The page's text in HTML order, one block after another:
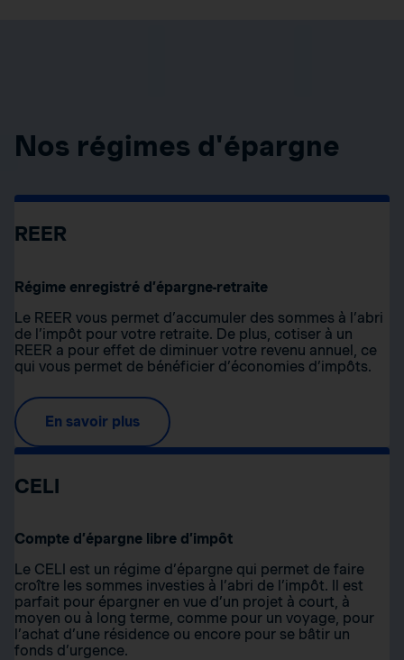
Nos régimes d'épargne
REER
Régime enregistré d’épargne-retraite
Le REER vous permet d’accumuler des sommes à l’abri
de l’impôt pour votre retraite. De plus, cotiser à un
REER a pour effet de diminuer votre revenu annuel, ce
qui vous permet de bénéficier d’économies d’impôts.
En savoir plus
CELI
Compte d’épargne libre d’impôt
Le CELI est un régime d’épargne qui permet de faire
croître les sommes investies à l’abri de l’impôt. Il est
parfait pour épargner en vue d’un projet à court, à
moyen ou à long terme, comme pour un voyage, pour
l’achat d’une résidence ou encore pour se bâtir un
fonds d’urgence.